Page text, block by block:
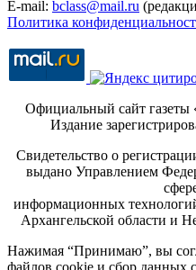
E-mail: bclass@mail.ru
Политика
Официальный сайт
Издание
Свидетельство о
выдано Управлением
информационных
Архангельской области и
Нажимая “Принимаю”, вы